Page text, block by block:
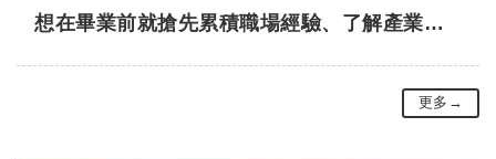
想在畢業前就搶先累積職場經驗、了解產業趨
本次說明會邀請知名企業代表到校分享…
更多→